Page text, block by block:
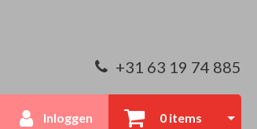
+31 63 19 74 885
Inloggen 0 items